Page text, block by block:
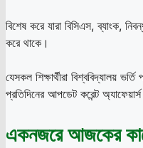
বিশেষ করে যারা বিসিএস, ব্যাংক,
করে থাকে।
যেসকল শিক্ষার্থীরা বিশ্ববিদ্যালয়
প্রতিদিনের আপডেট করেন্ট
একনজরে আজকের